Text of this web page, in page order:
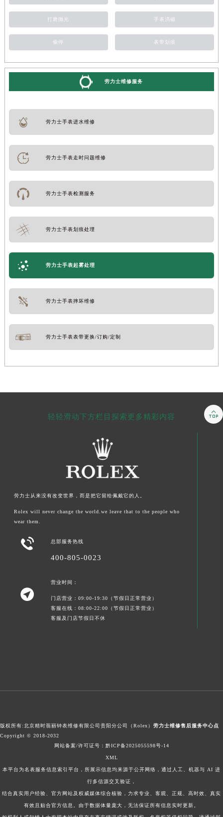
打磨抛光 手表消磁
偷停 表带划痕
劳力士维修服务
劳力士手表进水维修
劳力士手表走时问题维修
劳力士手表检测服务
劳力士手表划痕处理
劳力士手表起雾处理
劳力士手表摔坏维修
劳力士手表表带更换/订购/定制
轻轻滑动下方栏目探索更多精彩内容
劳力士从来没有改变世界，而是把它留给佩戴它的人。
Rolex will never change the world.we leave that to the people who
wear them.
 总部服务热线
400-805-0023

营业时间：
门店营业：09:00-19:30（节假日正常营业）
客服在线：08:00-22:00（节假日正常营业）
客服及门店节假日不休
版权所有:北京精时翡丽钟表维修有限公司贵阳分公司（Rolex） 劳力士维修售后服务中心点
Copyright © 2018-2032
网站备案/许可证号：黔ICP备2025055598号-14
XML
本平台为名表服务信息索引平台，所展示信息均来源于公开网络，通过人工、机器与 AI 进
行多信源交叉验证，
结合真实用户经验、官方网站及权威媒体综合核验，力求专业、客观、正规、高时效、真实
有效且贴合官方信息。由于数据体量庞大，无法保证所有信息实时更新。
